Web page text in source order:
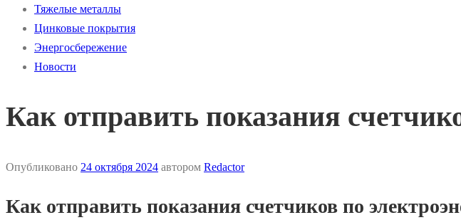
Тяжелые металлы
Цинковые покрытия
Энергосбережение
Новости
Как отправить показания
Опубликовано 24 октября 2024 автором Redactor
Как отправить показания счетчиков по